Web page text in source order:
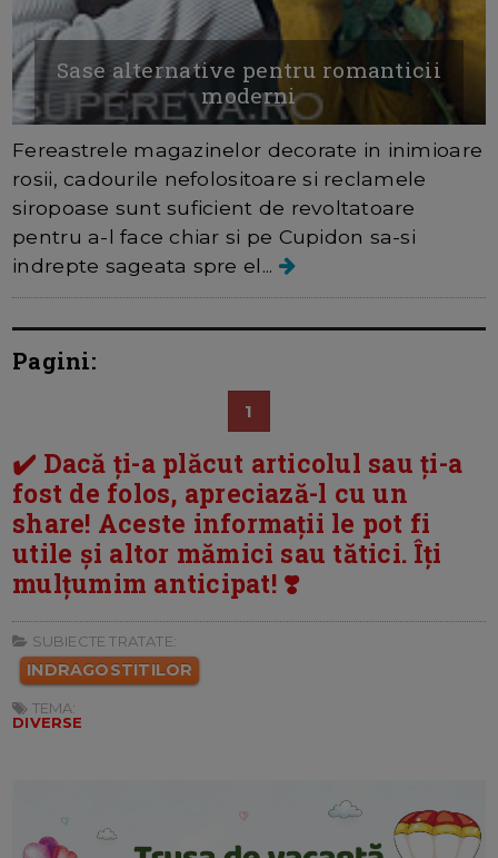
Sase alternative pentru romanticii
moderni
Fereastrele magazinelor decorate in inimioare
rosii, cadourile nefolositoare si reclamele
siropoase sunt suficient de revoltatoare
pentru a-l face chiar si pe Cupidon sa-si
indrepte sageata spre el...
Pagini:
1
✔️ Dacă ți-a plăcut articolul sau ți-a
fost de folos, apreciază-l cu un
share! Aceste informații le pot fi
utile și altor mămici sau tătici. Îți
mulțumim anticipat! ❣️
SUBIECTE TRATATE:
INDRAGOSTITILOR
TEMA:
DIVERSE